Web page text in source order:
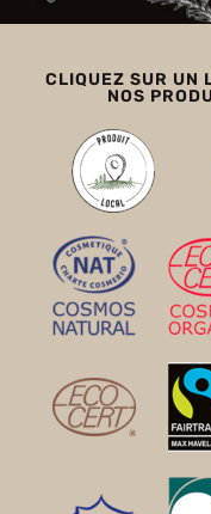
CLIQUEZ SUR UN
NOS